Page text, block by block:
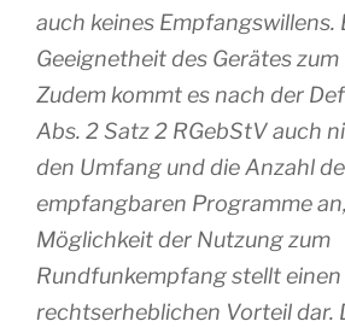
auch keines Empfangswillens.
Geeignetheit des Gerätes
Zudem kommt es nach der
Abs. 2 Satz 2 RGebStV auch
den Umfang und die Anzahl
empfangbaren Programme
Möglichkeit der Nutzung zum
Rundfunkempfang stellt einen
rechtserheblichen Vorteil dar.